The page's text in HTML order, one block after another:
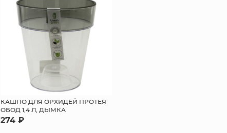
КАШПО ДЛЯ ОРХИДЕЙ ПРОТЕЯ
ОБОД 1,4 Л, ДЫМКА
274 ₽